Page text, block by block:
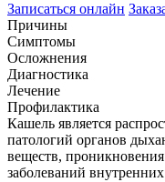
Записаться онлайн
Причины
Симптомы
Осложнения
Диагностика
Лечение
Профилактика
Кашель является
патологий органов
веществ,
заболеваний